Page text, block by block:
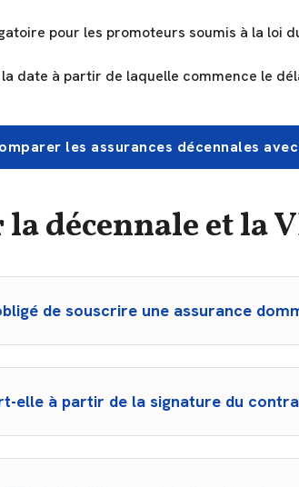
pour les promoteurs soumis à la loi
la date à partir de laquelle commence le
les assurances décennales
décennale et la
de souscrire une assurance
elle à partir de la signature du